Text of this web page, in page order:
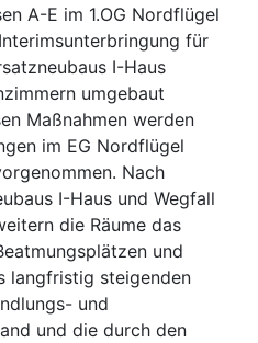
A-E im 1.OG Nordflügel
für
I-Haus
umgebaut
Maßnahmen werden
im EG Nordflügel
Nach
I-Haus und Wegfall
die Räume das
und
langfristig steigenden
und
und die durch den